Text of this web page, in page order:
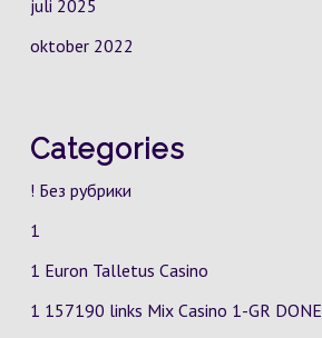
juli 2025
oktober 2022
Categories
! Без рубрики
1
1 Euron Talletus Casino
1 157190 links Mix Casino 1-GR DONE